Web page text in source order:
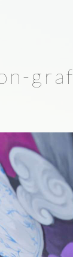
graf